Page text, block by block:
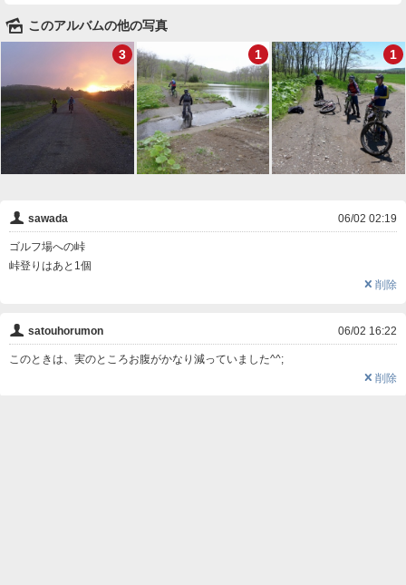
🌄 このアルバムの他の写真
3
1 1
👤 sawada 06/02 02:19
ゴルフ場への峠
峠登りはあと1個
❌ 削除
👤 satouhorumon 06/02 16:22
このときは、実のところお腹がかなり減っていました^^;
❌ 削除